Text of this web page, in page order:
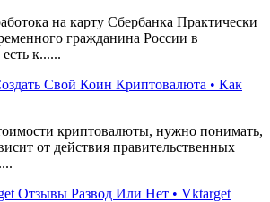
на карту Сбербанка Практически
гражданина России в
к......
Свой Коин Криптовалюта • Как
криптовалюты, нужно понимать,
от действия правительственных
Отзывы Развод Или Нет • Vktarget